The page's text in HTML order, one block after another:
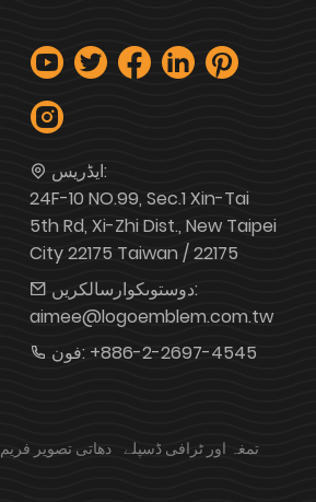
ایڈریس:
24F-10 NO.99, Sec.1 Xin-Tai
5th Rd, Xi-Zhi Dist., New Taipei
City 22175 Taiwan / 22175
دوستوںکوارسالکریں:
aimee@logoemblem.com.tw
فون: +886-2-2697-4545
تمغہ اور ٹرافی ڈسپلے دھاتی تصویر فریم